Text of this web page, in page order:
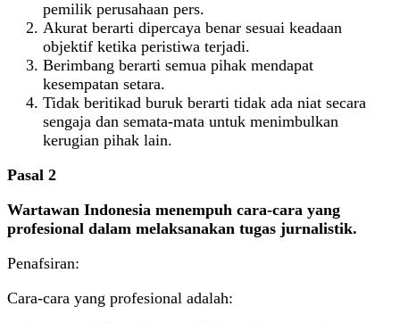
pemilik perusahaan pers.
Akurat berarti dipercaya benar sesuai keadaan
objektif ketika peristiwa terjadi.
Berimbang berarti semua pihak mendapat
kesempatan setara.
Tidak beritikad buruk berarti tidak ada niat secara
sengaja dan semata-mata untuk menimbulkan
kerugian pihak lain.
Pasal 2
Wartawan Indonesia menempuh cara-cara yang
profesional dalam melaksanakan tugas jurnalistik.
Penafsiran:
Cara-cara yang profesional adalah: